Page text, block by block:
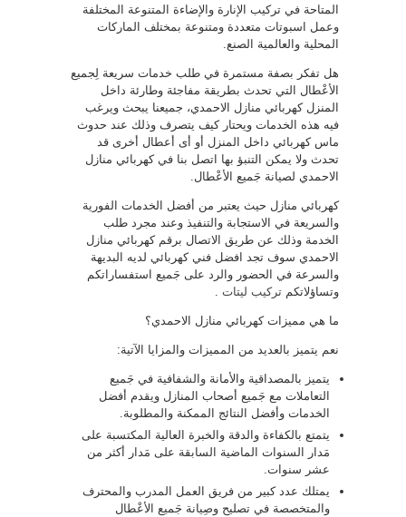
المتاحة في تركيب الإنارة والإضاءة المتنوعة المختلفة
وعمل اسبوتات متعددة ومتنوعة بمختلف الماركات
المحلية والعالمية الصنع.
هل تفكر بصفة مستمرة في طلب خدمات سريعة لِجميع
الأعْطال التي تحدث بطريقة مفاجئة وطارئة داخل
المنزل كهربائي منازل الاحمدي، جميعنا يبحث ويرغب
فيه هذه الخدمات ويحتار كيف يتصرف وذلك عند حدوث
ماس كهربائي داخل المنزل أو أى أعطال أخرى قد
تحدث ولا يمكن التنبؤ بها اتصل بنا في كهربائي منازل
الاحمدي لصيانة جَميع الأعْطال.
كهربائي منازل حيث يعتبر من أفضل الخدمات الفورية
والسريعة في الاستجابة والتنفيذ وعند مجرد طلب
الخدمة وذلك عن طريق الاتصال برقم كهربائي منازل
الاحمدي سوف تجد افضل فني كهربائي لديه البديهة
والسرعة في الحضور والرد على جَميع استفساراتكم
وتساؤلاتكم تركيب ليتات
ما هي مميزات كهربائي منازل الاحمدي؟
نعم يتميز بالعديد من المميزات والمزايا الآتية:
يتميز بالمصداقية والأمانة والشفافية في جَميع
التعاملات مع جَميع أصحاب المنازل ويقدم أفضل
الخدمات وأفضل النتائج الممكنة والمطلوبة.
يتمتع بالكفاءة والدقة والخبرة العالية المكتسبة على
مَدار السنوات الماضية السابقة على مَدار أكثر من
عشر سنوات.
يمتلك عدد كبير من فريق العمل المدرب والمحترف
والمتخصصة في تصليح وصِيانة جَميع الأعْطال